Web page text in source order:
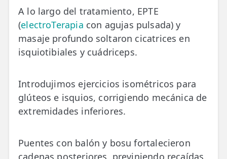
A lo largo del tratamiento, EPTE
(electroTerapia con agujas pulsada) y
masaje profundo soltaron cicatrices en
isquiotibiales y cuádriceps.
Introdujimos ejercicios isométricos para
glúteos e isquios, corrigiendo mecánica de
extremidades inferiores.
Puentes con balón y bosu fortalecieron
cadenas posteriores, previniendo recaídas.